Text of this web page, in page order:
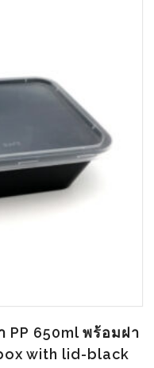
PP 650ml พร้อมฝา
with lid-black